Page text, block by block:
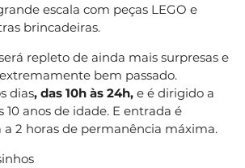
escala com peças LEGO e
brincadeiras.
repleto de ainda mais surpresas e
bem passado.
dias, das 10h às 24h, e é dirigido a
10 anos de idade. E entrada é
2 horas de permanência máxima.